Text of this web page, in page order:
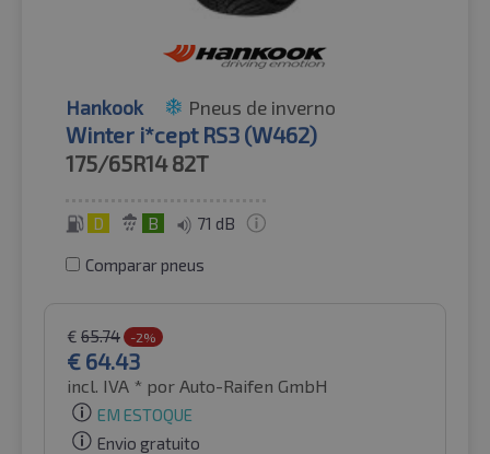
Hankook Pneus de inverno
Winter i*cept RS3 (W462)
175/65R14 82T
D B 71 dB
Comparar pneus
€ 65.74 -2%
€ 64.43
incl. IVA * por Auto-Raifen GmbH
EM ESTOQUE
Envio gratuito